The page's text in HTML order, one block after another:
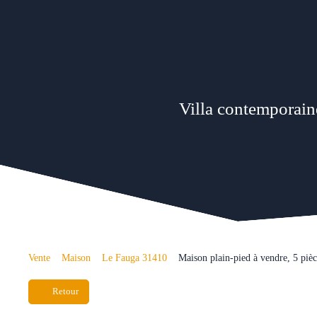
Villa
Vente Maison Le Fauga 31410 Maison plain-pied à vendre, 5
Retour